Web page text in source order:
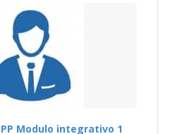
Modulo integrativo 1